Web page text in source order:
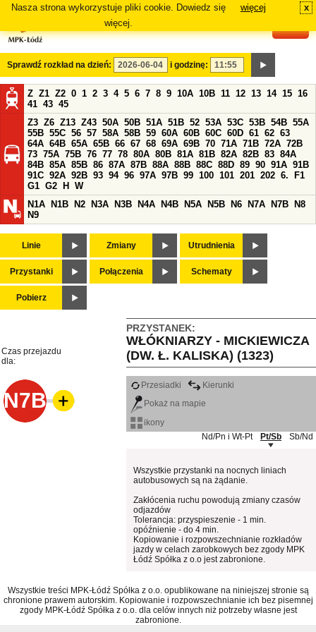
Nasza strona wykorzystuje pliki cookie. Dowiedz się
więcej.
więcej x
Sprawdź rozkład na dzień: i godzinę:
Z Z1 Z2 0 1 2 3 4 5 6 7 8 9 10A 10B 11 12 13 14 15 16
41 43 45
Z3 Z6 Z13 Z43 50A 50B 51A 51B 52 53A 53C 53B 54B 55A
55B 55C 56 57 58A 58B 59 60A 60B 60C 60D 61 62 63
64A 64B 65A 65B 66 67 68 69A 69B 70 71A 71B 72A 72B
73 75A 75B 76 77 78 80A 80B 81A 81B 82A 82B 83 84A
84B 85A 85B 86 87A 87B 88A 88B 88C 88D 89 90 91A 91B
91C 92A 92B 93 94 96 97A 97B 99 100 101 201 202 6.
F1
G1 G2 H
W
N1A
N1B N2 N3A N3B N4A N4B N5A N5B N6 N7A N7B
N8
N9
Linie Zmiany Utrudnienia
Przystanki Połączenia Schematy
Pobierz
PRZYSTANEK:
WŁÓKNIARZY - MICKIEWICZA
(DW. Ł. KALISKA) (1323)
Czas przejazdu
dla:
N7B
Przesiadki
Kierunki
Pokaż na mapie
ikony
Nd/Pn i Wt-Pt
Pt/Sb Sb/Nd
Wszystkie przystanki na nocnych liniach
autobusowych są na żądanie.
Zakłócenia ruchu powodują zmiany czasów
odjazdów
Tolerancja: przyspieszenie - 1 min.
opóźnienie - do 4 min.
Kopiowanie i rozpowszechnianie rozkładów
jazdy w celach zarobkowych bez zgody MPK
Łódź Spółka z o.o jest zabronione.
Wszystkie treści MPK-Łódź Spółka z o.o. opublikowane na niniejszej stronie są
chronione prawem autorskim. Kopiowanie i rozpowszechnianie ich bez pisemnej
zgody MPK-Łódź Spółka z o.o. dla celów innych niż potrzeby własne jest
zabronione.